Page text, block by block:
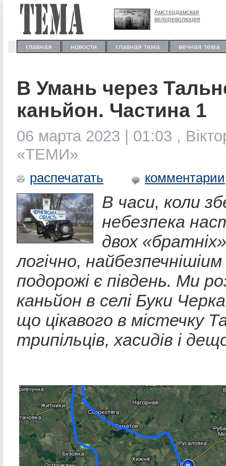
Амстердамская
велореволюция
главная новости главная тема вечная тема
В Умань через
каньйон. Частина 1
06 марта 2023 | 01:03 ,
«ТЕМИ»
распечатать комментарии
В часи, коли
небезпека
двох
логічно,
подорожі є південь. Ми
каньйон в селі Буки
що цікавого в містечку
трипільців, хасидів і